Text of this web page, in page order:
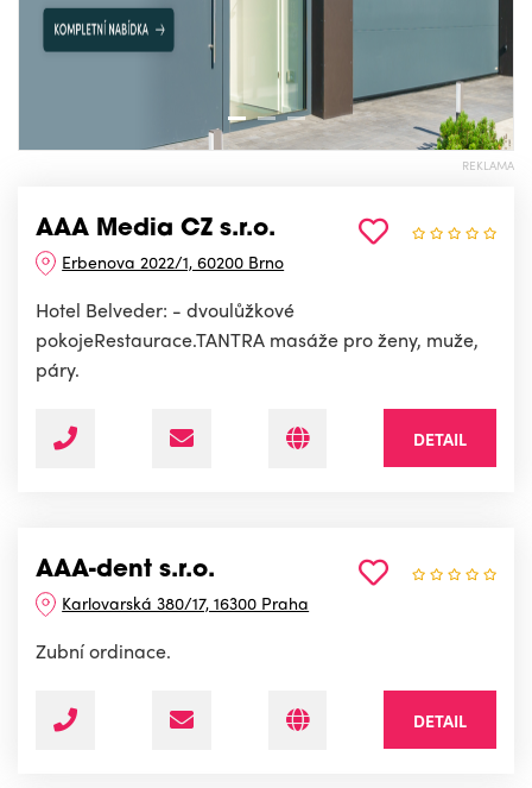
REKLAMA
AAA Media CZ s.r.o.
Erbenova 2022/1, 60200 Brno
Hotel Belveder: - dvoulůžkové
pokojeRestaurace.TANTRA masáže pro ženy, muže,
páry.
DETAIL
AAA-dent s.r.o.
Karlovarská 380/17, 16300 Praha
Zubní ordinace.
DETAIL